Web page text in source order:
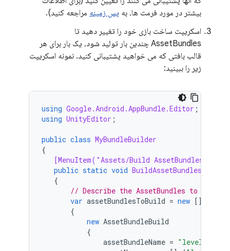
بیشتر در مورد فرمت ها، به پس زمینه مراجعه کنید).
اسکریپت ساخت بازی خود را تغییر دهید تا
AssetBundles چندین بار تولید شود، یک بار برای هر
قالب بافتی که می خواهید پشتیبانی کنید. نمونه اسکریپت
زیر را ببینید:
using Google.Android.AppBundle.Editor ;
using UnityEditor ;
public class MyBundleBuilder
{
[MenuItem("Assets/Build AssetBundles
public static void BuildAssetBundles
{
// Describe the AssetBundles to be
var assetBundlesToBuild = new []
{
new AssetBundleBuild
{
assetBundleName = "level1-